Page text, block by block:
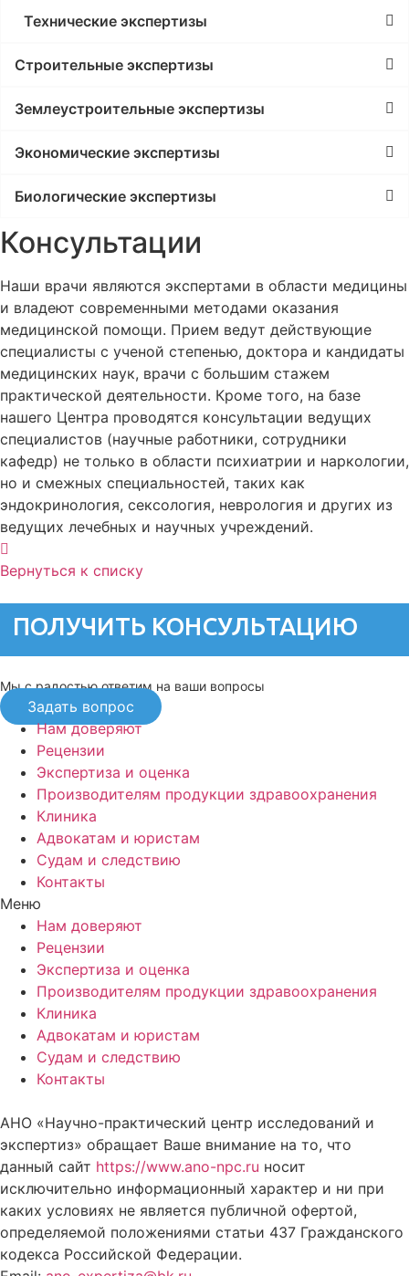
Технические экспертизы
Строительные экспертизы
Землеустроительные экспертизы
Экономические экспертизы
Биологические экспертизы
Консультации
Наши врачи являются экспертами в области медицины
и владеют современными методами оказания
медицинской помощи. Прием ведут действующие
специалисты с ученой степенью, доктора и кандидаты
медицинских наук, врачи с большим стажем
практической деятельности. Кроме того, на базе
нашего Центра проводятся консультации ведущих
специалистов (научные работники, сотрудники
кафедр) не только в области психиатрии и наркологии,
но и смежных специальностей, таких как
эндокринология, сексология, неврология и других из
ведущих лечебных и научных учреждений.
Вернуться к списку
ПОЛУЧИТЬ КОНСУЛЬТАЦИЮ
Мы с радостью ответим на ваши вопросы
Задать вопрос
Нам доверяют
Рецензии
Экспертиза и оценка
Производителям продукции здравоохранения
Клиника
Адвокатам и юристам
Судам и следствию
Контакты
Меню
Нам доверяют
Рецензии
Экспертиза и оценка
Производителям продукции здравоохранения
Клиника
Адвокатам и юристам
Судам и следствию
Контакты
АНО «Научно-практический центр исследований и
экспертиз» обращает Ваше внимание на то, что
данный сайт https://www.ano-npc.ru носит
исключительно информационный характер и ни при
каких условиях не является публичной офертой,
определяемой положениями статьи 437 Гражданского
кодекса Российской Федерации.